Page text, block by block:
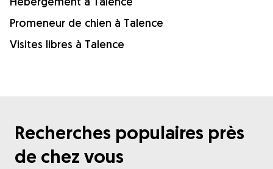
Promeneur de chien à Talence
Visites libres à Talence
Recherches populaires près
de chez vous